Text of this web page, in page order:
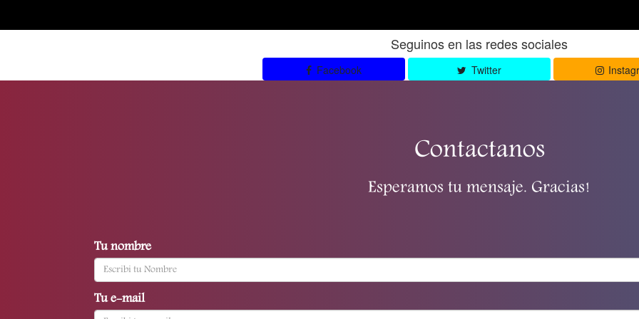
Seguinos en las redes sociales
Facebook Twitter
Contactanos
Esperamos tu mensaje. Gracias!
Tu nombre
Tu e-mail